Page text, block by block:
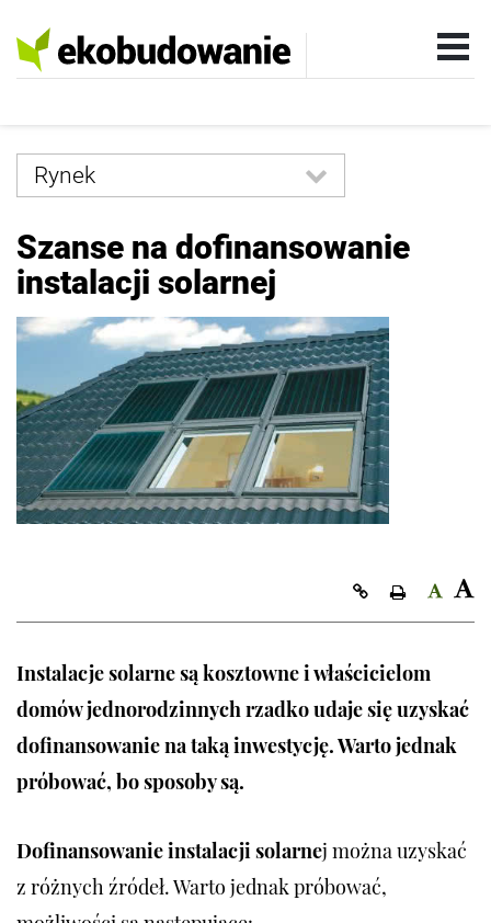
Rynek
Technologia
Instalacje
Wokół domu
Wnętrza
Szanse na dofinansowanie
instalacji solarnej
Kopiuj link
Instalacje solarne są kosztowne i właścicielom
domów jednorodzinnych rzadko udaje się uzyskać
dofinansowanie na taką inwestycję. Warto jednak
próbować, bo sposoby są.
Dofinansowanie instalacji solarnej można uzyskać
z różnych źródeł. Warto jednak próbować,